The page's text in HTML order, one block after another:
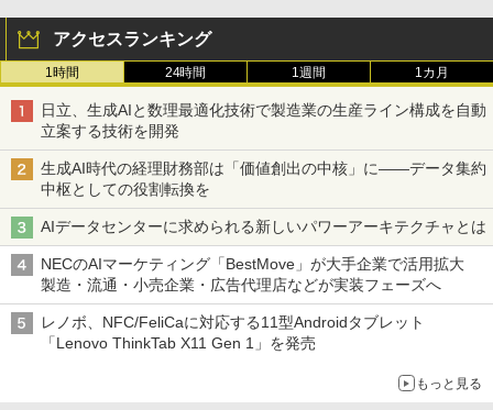
アクセスランキング
1時間 24時間 1週間 1カ月
日立、生成AIと数理最適化技術で製造業の生産ライン構成を自動
立案する技術を開発
生成AI時代の経理財務部は「価値創出の中核」に――データ集約
中枢としての役割転換を
AIデータセンターに求められる新しいパワーアーキテクチャとは
NECのAIマーケティング「BestMove」が大手企業で活用拡大
製造・流通・小売企業・広告代理店などが実装フェーズへ
レノボ、NFC/FeliCaに対応する11型Androidタブレット
「Lenovo ThinkTab X11 Gen 1」を発売
もっと見る